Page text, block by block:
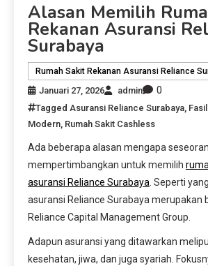
Alasan Memilih
Rekanan Asuransi
Surabaya
Rumah Sakit Rekanan Asuransi Reliance
Januari 27, 2026 admin 0
Tagged Asuransi Reliance Surabaya,
Modern, Rumah Sakit Cashless
Ada beberapa alasan mengapa
mempertimbangkan untuk memilih
asuransi Reliance Surabaya . Seperti
asuransi Reliance Surabaya merupakan
Reliance Capital Management Group.
Adapun asuransi yang ditawarkan
kesehatan, jiwa, dan juga syariah.